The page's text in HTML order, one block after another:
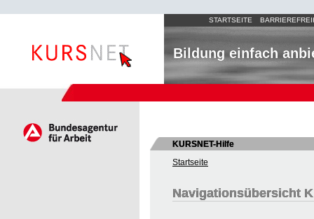
STARTSEITE
Bildung einfach
KURSNET-Hilfe
Startseite
Navigationsübersicht